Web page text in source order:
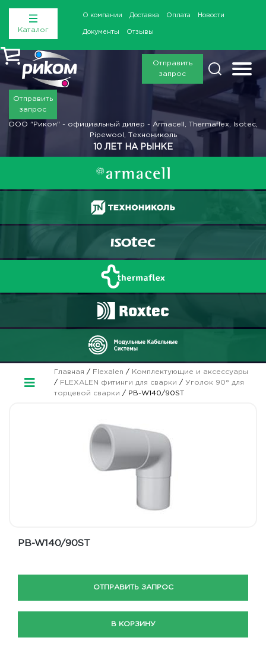
Каталог
О компании Доставка Оплата Новости
Документы Отзывы
Отправить
запрос
Отправить
запрос
ООО "Риком" - официальный дилер - Armacell, Thermaflex, Isotec,
Pipewool, Технониколь
10 ЛЕТ НА РЫНКЕ
Главная / Flexalen / Комплектующие и аксессуары
/ FLEXALEN фитинги для сварки / Уголок 90° для
торцевой сварки / PB-W140/90ST
PB-W140/90ST
ОТПРАВИТЬ ЗАПРОС
В КОРЗИНУ